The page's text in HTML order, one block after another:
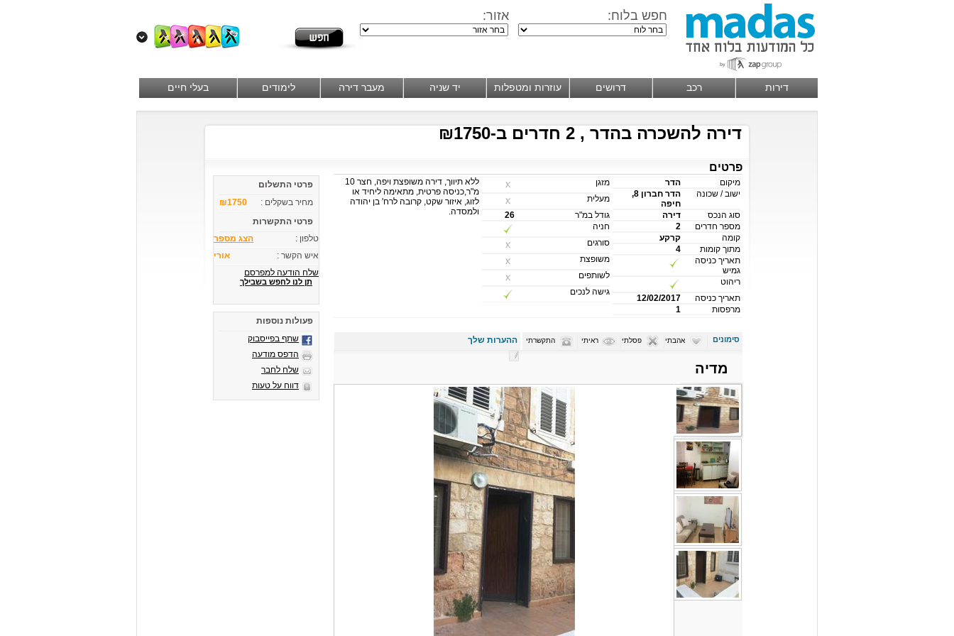
חפש בלוח: אזור:
דירות רכב דרושים עוזרות ומטפלות יד שניה מעבר דירה לימודים בעלי חיים
דירה להשכרה בהדר , 2 חדרים ב-₪1750
פרטים
מיקום
הדר
ישוב / שכונה
הדר חברון 8,
חיפה
סוג הנכס
דירה
מספר חדרים
2
קומה
קרקע
מתוך קומות
4
תאריך כניסה
גמיש
ריהוט
תאריך כניסה
12/02/2017
מרפסות
1
מזגן
מעלית
גודל במ"ר
26
חניה
סורגים
משופצת
לשותפים
גישה לנכים
ללא תיווך, דירה משופצת ויפה, חצר 10
מ"ר,כניסה פרטית, מתאימה ליחיד או
לזוג, איזור שקט, קרובה לרח' בן יהודה
ולמסדה.
סימונים אהבתי פסלתי ראיתי התקשרתי ההערות שלך
מדיה
פרטי התשלום
מחיר בשקלים :
₪1750
פרטי התקשרות
טלפון :
הצג מספר
איש הקשר :
אורי
שלח הודעה למפרסם
תן לנו לחפש בשבילך
פעולות נוספות
שתף בפייסבוק
הדפס מודעה
שלח לחבר
דווח על טעות